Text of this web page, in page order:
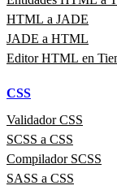
HTML a JADE
JADE a HTML
Editor HTML en
CSS
Validador CSS
SCSS a CSS
Compilador SCSS
SASS a CSS